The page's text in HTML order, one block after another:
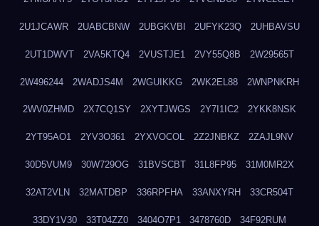
2U1JCAWR 2UABCBNW 2UBGKVBI 2UFYK23Q 2UHBAVSU
2UT1DWVT 2VA5KTQ4 2VUSTJE1 2VY55Q8B 2W29565T
2W496244 2WADJS4M 2WGUIKKG 2WK2EL88 2WNPNKRH
2WV0ZHMD 2X7CQ1SY 2XYTJWGS 2Y7I1IC2 2YKK8NSK
2YT95AO1 2YV3O361 2YXVOCOL 2Z2JNBKZ 2ZAJL9NV
30D5VUM9 30W729OG 31BVSCBT 31L8FP95 31M0MR2X
32AT2VLN 32MATDBP 336RPFHA 33ANXYRH 33CR504T
33DY1V30 33T04ZZ0 3404O7P1 3478760D 34F92RUM